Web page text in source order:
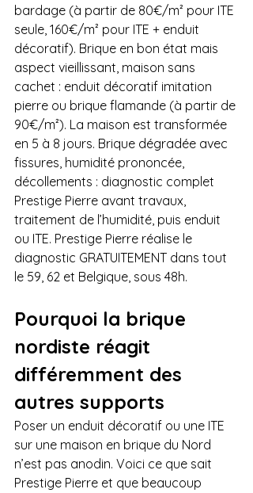
bardage (à partir de 80€/m² pour ITE
seule, 160€/m² pour ITE + enduit
décoratif). Brique en bon état mais
aspect vieillissant, maison sans
cachet : enduit décoratif imitation
pierre ou brique flamande (à partir de
90€/m²). La maison est transformée
en 5 à 8 jours. Brique dégradée avec
fissures, humidité prononcée,
décollements : diagnostic complet
Prestige Pierre avant travaux,
traitement de l’humidité, puis enduit
ou ITE. Prestige Pierre réalise le
diagnostic GRATUITEMENT dans tout
le 59, 62 et Belgique, sous 48h.
Pourquoi la brique
nordiste réagit
différemment des
autres supports
Poser un enduit décoratif ou une ITE
sur une maison en brique du Nord
n’est pas anodin. Voici ce que sait
Prestige Pierre et que beaucoup